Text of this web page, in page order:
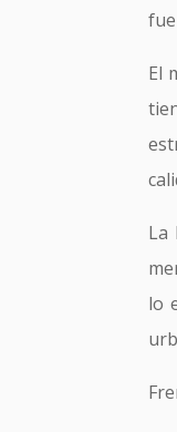
El
La
lo